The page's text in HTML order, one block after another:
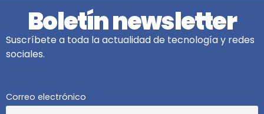
Boletín newsletter
Suscríbete a toda la actualidad de tecnología y redes
sociales.
Correo electrónico